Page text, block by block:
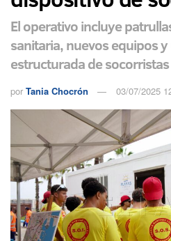
El operativo incluye
sanitaria, nuevos equipos
estructurada de
por Tania Chocrón 03/07/2025